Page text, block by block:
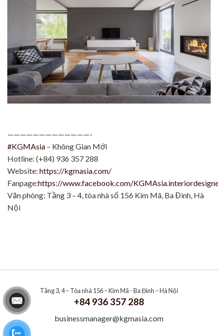
—————————————-
#KGMAsia – Không Gian Mới
Hotline: (+84) 936 357 288
Website: https://kgmasia.com/
Fanpage:https://www.facebook.com/
Văn phòng: Tầng 3 – 4, tòa nhà số 156 Kim Mã, Ba Đình, Hà
Nội
Tầng 3, 4 – Tòa nhà 156 – Kim Mã - Ba Đình – Hà Nội
+84 936 357 288
businessmanager@kgmasia.com